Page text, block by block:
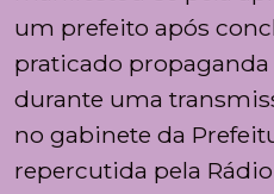
um prefeito após
praticado
durante uma
no gabinete da
repercutida pela